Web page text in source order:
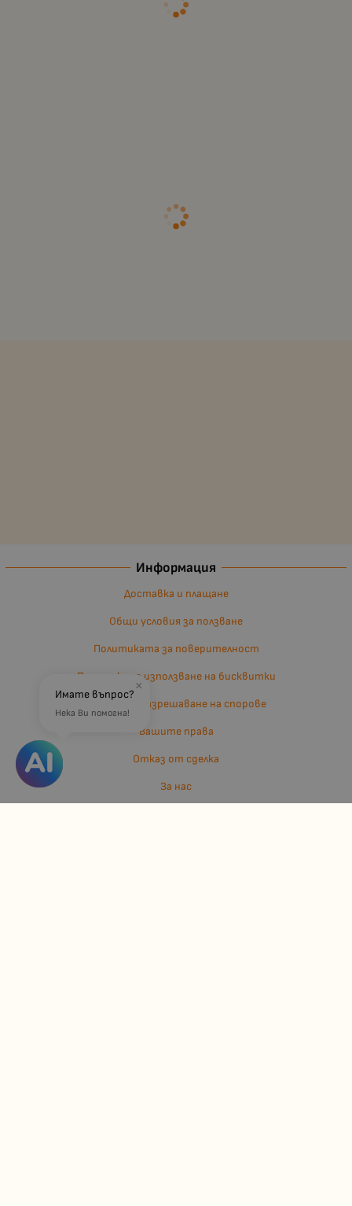
Информация
Доставка и плащане
Общи условия за ползване
Политиката за поверителност
Политика за използване на бисквитки
Въпроси и разрешаване на спорове
Вашите права
Отказ от сделка
За нас
×
Имате въпрос?
Нека Ви помогна!